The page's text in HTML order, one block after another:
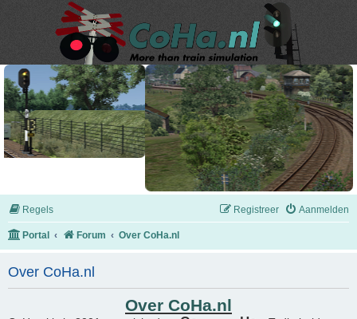
Regels Aanmelden
Registreer
Portal Forum Over CoHa.nl
Over CoHa.nl
Over CoHa.nl